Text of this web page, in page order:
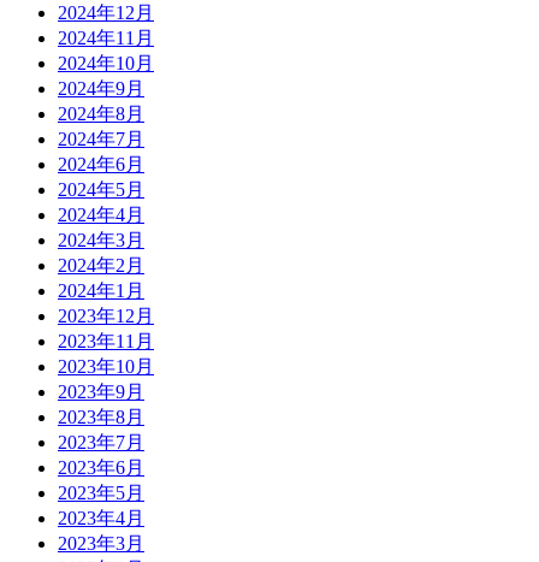
2024年12月
2024年11月
2024年10月
2024年9月
2024年8月
2024年7月
2024年6月
2024年5月
2024年4月
2024年3月
2024年2月
2024年1月
2023年12月
2023年11月
2023年10月
2023年9月
2023年8月
2023年7月
2023年6月
2023年5月
2023年4月
2023年3月